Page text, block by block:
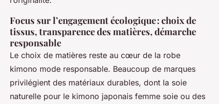
Focus sur l’engagement écologique : choix de
tissus, transparence des matières, démarche
responsable
Le choix de matières reste au cœur de la robe
kimono mode responsable. Beaucoup de marques
privilégient des matériaux durables, dont la soie
naturelle pour le kimono japonais femme soie ou des